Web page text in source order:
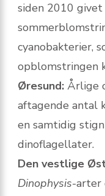
siden 2010
cyanobakterier,
opblomstringen
Øresund: Årlige
aftagende antal
en samtidig
dinoflagellater.
Den vestlige
Dinophysis-arter